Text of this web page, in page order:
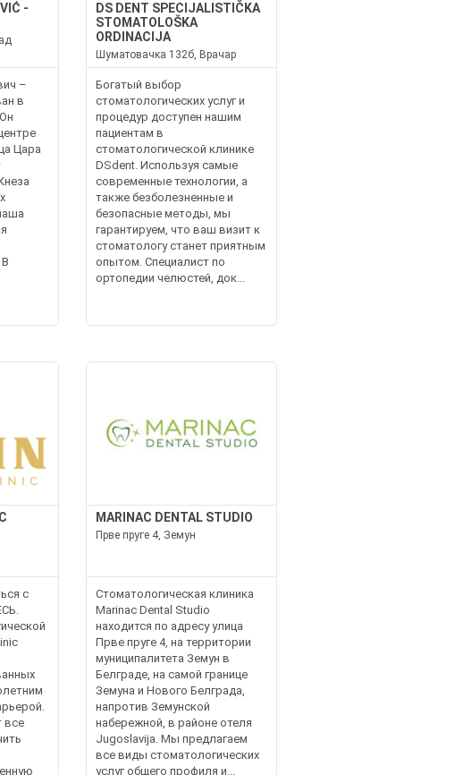
-
–
в
Цара
DS DENT SPECIJALISTIČKA
STOMATOLOŠKA
ORDINACIJA
Шуматовачка 132б, Врачар
Богатый выбор
стоматологических услуг и
процедур доступен нашим
пациентам в
стоматологической клинике
DSdent. Используя самые
современные технологии, а
также безболезненные и
безопасные методы, мы
гарантируем, что ваш визит к
стоматологу станет приятным
опытом. Специалист по
ортопедии челюстей, док...
с
все
MARINAC DENTAL STUDIO
Прве пруге 4, Земун
Стоматологическая клиника
Marinac Dental Studio
находится по адресу улица
Прве пруге 4, на территории
муниципалитета Земун в
Белграде, на самой границе
Земуна и Нового Белграда,
напротив Земунской
набережной, в районе отеля
Jugoslavija. Мы предлагаем
все виды стоматологических
услуг общего профиля и...